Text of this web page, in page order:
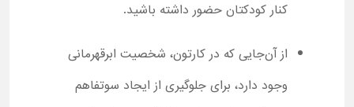
کنار کودکتان حضور داشته باشید.
از آن‌جایی که در کارتون، شخصیت ابرقهرمانی
وجود دارد، برای جلوگیری از ایجاد سوتفاهم